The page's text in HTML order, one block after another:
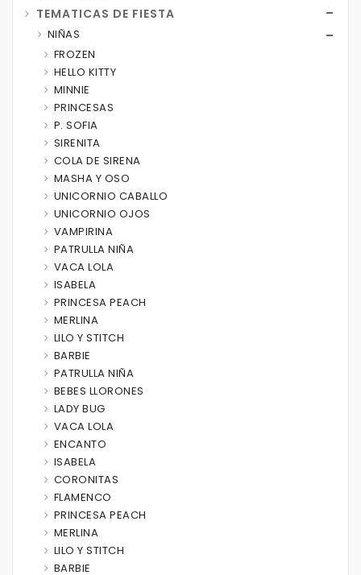
TEMATICAS DE FIESTA
NIÑAS
FROZEN
HELLO KITTY
MINNIE
PRINCESAS
P. SOFIA
SIRENITA
COLA DE SIRENA
MASHA Y OSO
UNICORNIO CABALLO
UNICORNIO OJOS
VAMPIRINA
PATRULLA NIÑA
VACA LOLA
ISABELA
PRINCESA PEACH
MERLINA
LILO Y STITCH
BARBIE
PATRULLA NIÑA
BEBES LLORONES
LADY BUG
VACA LOLA
ENCANTO
ISABELA
CORONITAS
FLAMENCO
PRINCESA PEACH
MERLINA
LILO Y STITCH
BARBIE